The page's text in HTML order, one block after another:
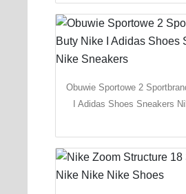
Obuwie Sportowe 2
I Adidas Shoes Sneakers